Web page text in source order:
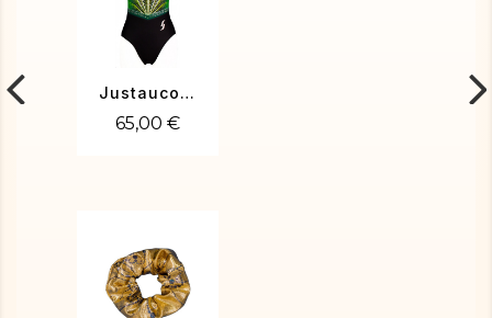
Justaucorps gym Sara-02
65,00 €